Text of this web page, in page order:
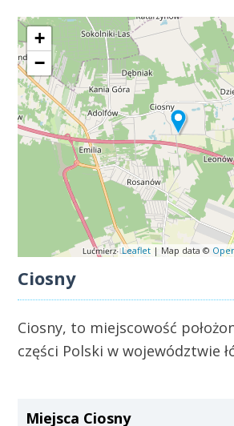
+
−
Leaflet| Map data ©
Ciosny
Ciosny, to miejscowość
części Polski w województwie
Miejsca Ciosny